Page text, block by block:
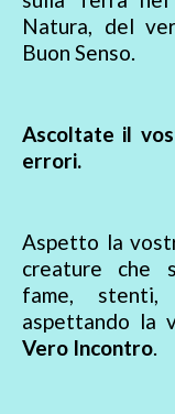
Natura, del
Buon Senso.
Ascoltate il
errori.
Aspetto la
creature che
fame,
aspettando la
Vero Incontro.